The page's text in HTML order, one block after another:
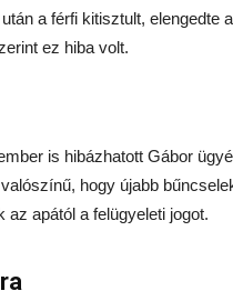
a férfi kitisztult,
ez hiba volt.
is hibázhatott Gábor
hogy újabb
apától a felügyeleti jogot.